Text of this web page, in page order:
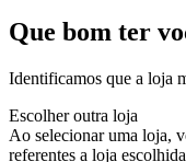
Que bom ter
Identificamos que a loja
Escolher outra loja
Ao selecionar uma loja,
referentes a loja